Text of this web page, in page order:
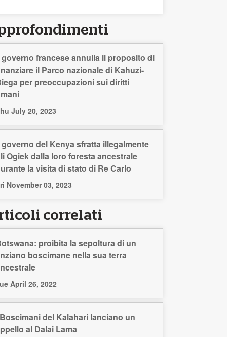
governo francese annulla il proposito di
il Parco nazionale di Kahuzi-
per preoccupazioni sui diritti
July 20, 2023
governo del Kenya sfratta illegalmente
Ogiek dalla loro foresta ancestrale
la visita di stato di Re Carlo
November 03, 2023
correlati
proibita la sepoltura di un
boscimane nella sua terra
April 26, 2022
del Kalahari lanciano un
al Dalai Lama